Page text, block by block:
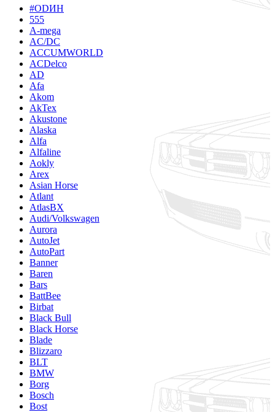
#ODИН
555
A-mega
AC/DC
ACCUMWORLD
ACDelco
AD
Afa
Akom
AkTex
Akustone
Alaska
Alfa
Alfaline
Aokly
Arex
Asian Horse
Atlant
AtlasBX
Audi/Volkswagen
Aurora
AutoJet
AutoPart
Banner
Baren
Bars
BattBee
Birbat
Black Bull
Black Horse
Blade
Blizzaro
BLT
BMW
Borg
Bosch
Bost